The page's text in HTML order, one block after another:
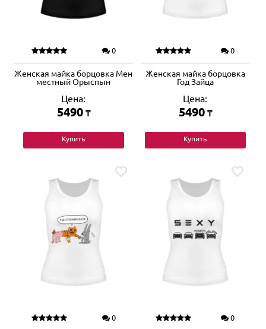
0
Женская майка борцовка Мен
местный Орыспын
Цена:
5490 ₸
Купить
0
Женская майка борцовка
Год Зайца
Цена:
5490 ₸
Купить
0 0